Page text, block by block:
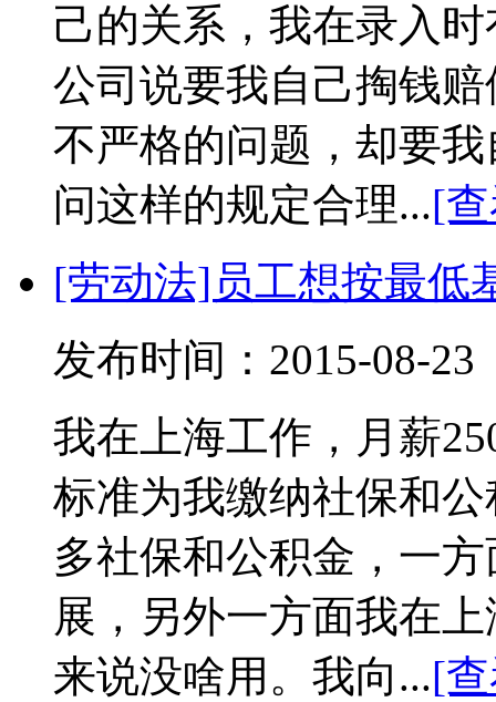
己的关系，我在录入
公司说要我自己掏钱
不严格的问题，却要
问这样的规定合理...[
[劳动法]员工想按最低
发布时间：2015-
我在上海工作，月薪
标准为我缴纳社保和
多社保和公积金，一
展，另外一方面我在
来说没啥用。我向...[